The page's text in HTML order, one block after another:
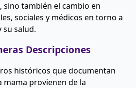
sino también el cambio en
sociales y médicos en torno a
su salud.
Descripciones
históricos que documentan
mama provienen de la